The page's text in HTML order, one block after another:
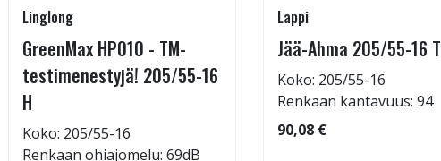
Linglong
GreenMax HP010 - TM-
testimenestyjä! 205/55-16
H
Koko: 205/55-16
Renkaan ohiajomelu: 69dB
Lappi
Jää-Ahma 205/55-16 T
Koko: 205/55-16
Renkaan kantavuus: 94
90,08 €